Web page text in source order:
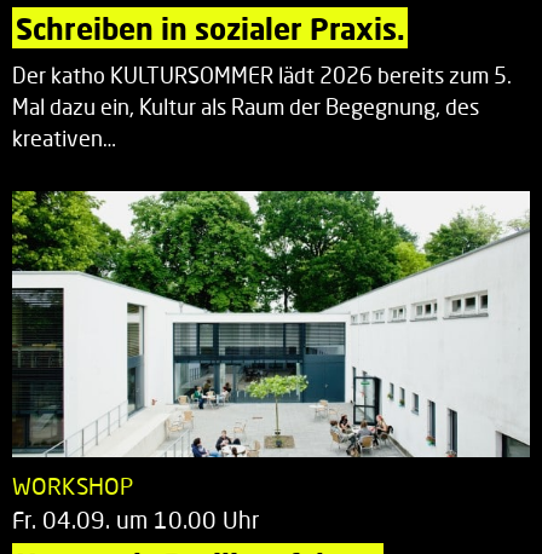
Schreiben in sozialer Praxis.
Der katho KULTURSOMMER lädt 2026 bereits zum 5.
Mal dazu ein, Kultur als Raum der Begegnung, des
kreativen…
WORKSHOP
Fr. 04.09. um 10.00 Uhr